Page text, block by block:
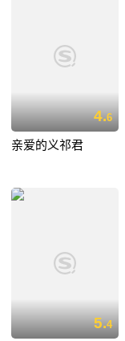
4.6
亲爱的义祁君
5.4